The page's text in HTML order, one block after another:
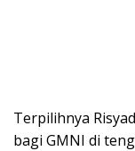
Terpilihnya
bagi GMNI di